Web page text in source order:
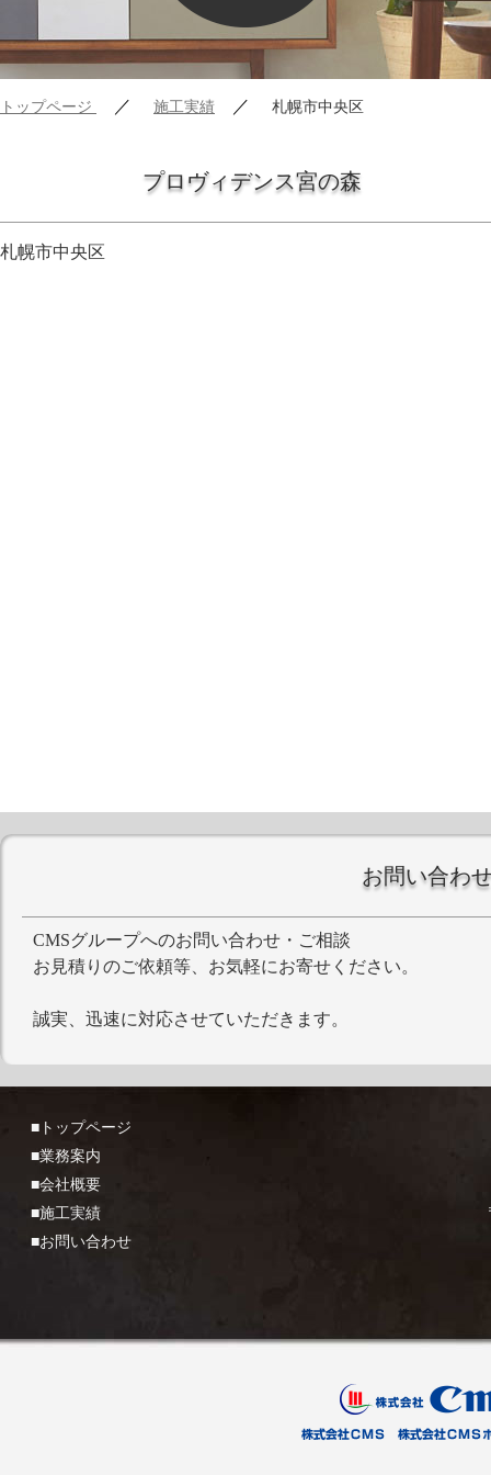
トップページ ／ 施工実績 ／ 札幌市中央区
プロヴィデンス宮の森
札幌市中央区
お問い合わ
CMSグループへのお問い合わせ・ご相談
お見積りのご依頼等、お気軽にお寄せください。
誠実、迅速に対応させていただきます。
■トップページ
■業務案内
■会社概要
■施工実績
■お問い合わせ